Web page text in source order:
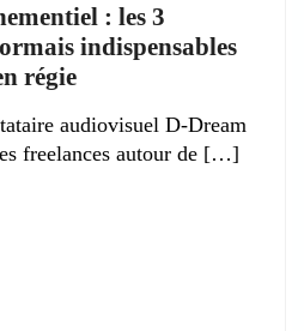
: les 3
indispensables
régie
audiovisuel D-Dream
freelances autour de